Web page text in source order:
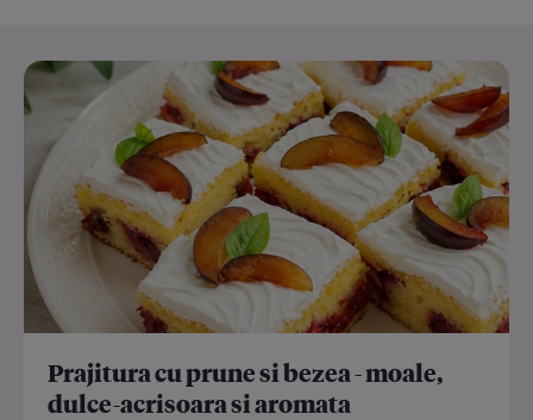
Prajitura cu prune si bezea - moale,
dulce-acrisoara si aromata